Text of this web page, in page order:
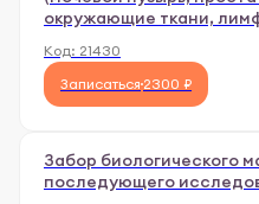
окружающие ткани,
Код: 21430
Записаться 2300 ₽
Забор биологического
последующего